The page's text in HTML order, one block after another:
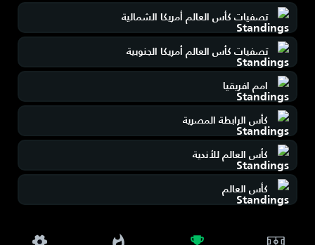
تصفيات كأس العالم أمريكا الشمالية
تصفيات كأس العالم أمريكا الجنوبية
امم افريقيا
كأس الرابطة المصرية
كأس العالم للأندية
كأس العالم